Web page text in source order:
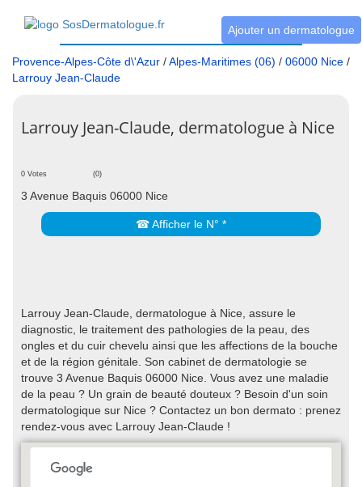
Ajouter un dermatologue
Provence-Alpes-Côte d\'Azur /Alpes-Maritimes (06) / 06000 Nice /
Larrouy Jean-Claude
Larrouy Jean-Claude, dermatologue à Nice
0 Votes (0)
3 Avenue Baquis 06000 Nice
☎ Afficher le N° *
Larrouy Jean-Claude, dermatologue à Nice, assure le
diagnostic, le traitement des pathologies de la peau, des
ongles et du cuir chevelu ainsi que les affections de la bouche
et de la région génitale. Son cabinet de dermatologie se
trouve 3 Avenue Baquis 06000 Nice. Vous avez une maladie
de la peau ? Un grain de beauté douteux ? Besoin d'un soin
dermatologique sur Nice ? Contactez un bon dermato : prenez
rendez-vous avec Larrouy Jean-Claude !